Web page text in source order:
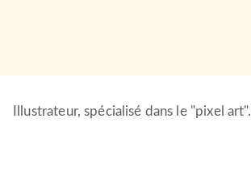
Illustrateur, spécialisé dans le "pixel art".